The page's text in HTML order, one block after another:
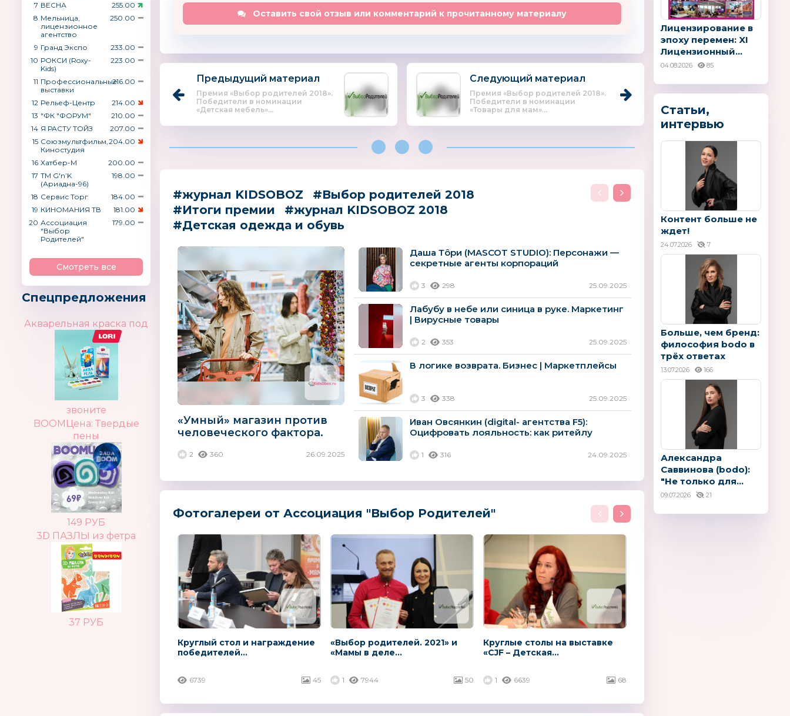
7 ВЕСНА
255.00
8 Мельница,
лицензионное
агентство
250.00
9 Гранд Экспо
233.00
10 РОКСИ (Roxy-
Kids)
223.00
11 Профессиональные
выставки
216.00
12 Рельеф-Центр
214.00
13 "ФК "ФОРУМ"
210.00
14 Я РАСТУ ТОЙЗ
207.00
15 Союзмультфильм,
Киностудия
204.00
16 Хатбер-М
200.00
17 ТМ G′n’K
(Ариадна-96)
198.00
18 Сервис Торг
184.00
19 КИНОМАНИЯ ТВ
181.00
20 Ассоциация
"Выбор
Родителей"
179.00
Смотреть все
Спецпредложения
Акварельная краска под
звоните
BOOMЦена: Твердые
пены
149 РУБ
3D ПАЗЛЫ из фетра
37 РУБ
Оставить свой отзыв или комментарий к прочитанному материалу
Предыдущий материал
Премия «Выбор родителей 2018».
Победители в номинации
«Детская мебель»...
Следующий материал
Премия «Выбор родителей 2018».
Победители в номинации
«Товары для мам»...
#журнал KIDSOBOZ
#Выбор родителей 2018
#Итоги премии
#журнал KIDSOBOZ 2018
#Детская одежда и обувь
«Умный» магазин против
человеческого фактора.
2 360 26.09.2025
Даша Тôри (MASCOT STUDIO): Персонажи —
секретные агенты корпораций
3 298 25.09.2025
Лабубу в небе или синица в руке. Маркетинг
| Вирусные товары
2 353 25.09.2025
В логике возврата. Бизнес | Маркетплейсы
3 338 25.09.2025
Иван Овсянкин (digital- агентства F5):
Оцифровать лояльность: как ритейлу
1 316 24.09.2025
Фотогалереи от Ассоциация "Выбор Родителей"
Круглый стол и награждение
победителей...
6739 45
«Выбор родителей. 2021» и
«Мамы в деле...
1 7944 50
Круглые столы на выставке
«CJF – Детская...
1 6639 68
Лицензирование в
эпоху перемен: XI
Лицензионный...
04.08.2026 85
Статьи,
интервью
Контент больше не
ждет!
24.07.2026 7
Больше, чем бренд:
философия bodo в
трёх ответах
13.07.2026 166
Александра
Саввинова (bodo):
"Не только для...
09.07.2026 21